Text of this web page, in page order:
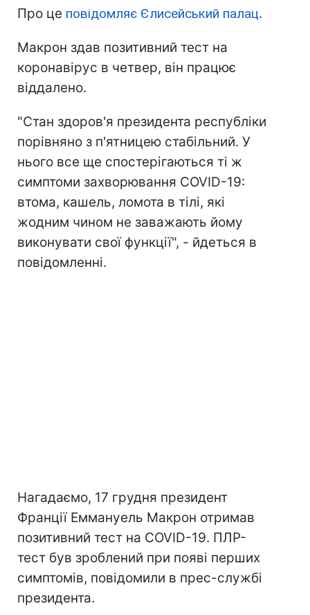
Про це повідомляє Єлисейський палац.
Макрон здав позитивний тест на
коронавірус в четвер, він працює
віддалено.
"Стан здоров'я президента республіки
порівняно з п'ятницею стабільний. У
нього все ще спостерігаються ті ж
симптоми захворювання COVID-19:
втома, кашель, ломота в тілі, які
жодним чином не заважають йому
виконувати свої функції", - йдеться в
повідомленні.
Нагадаємо, 17 грудня президент
Франції Еммануель Макрон отримав
позитивний тест на COVID-19. ПЛР-
тест був зроблений при появі перших
симптомів, повідомили в прес-службі
президента.